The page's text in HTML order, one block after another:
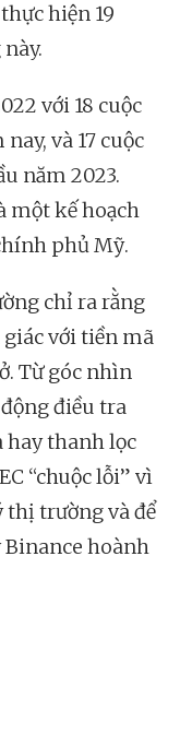
hiện 19
với 18 cuộc
và 17 cuộc
năm 2023.
một kế hoạch
phủ Mỹ.
chỉ ra rằng
giác với tiền mã
Từ góc nhìn
điều tra
hay thanh lọc
“chuộc lỗi” vì
thị trường và để
hoành